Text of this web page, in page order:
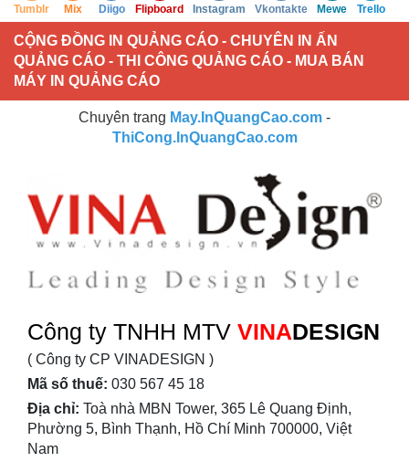
Tumblr Mix Diigo Flipboard Instagram Vkontakte Mewe Trello
CỘNG ĐỒNG IN QUẢNG CÁO - CHUYÊN IN ẤN
QUẢNG CÁO - THI CÔNG QUẢNG CÁO - MUA BÁN
MÁY IN QUẢNG CÁO
Chuyên trang May.InQuangCao.com -
ThiCong.InQuangCao.com
Công ty TNHH MTV VINADESIGN
( Công ty CP VINADESIGN )
Mã số thuế: 030 567 45 18
Địa chỉ: Toà nhà MBN Tower, 365 Lê Quang Định,
Phường 5, Bình Thạnh, Hồ Chí Minh 700000, Việt
Nam